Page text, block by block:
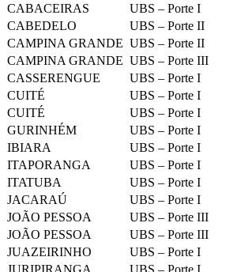
CABACEIRAS
UBS – Porte I
CABEDELO
UBS – Porte II
CAMPINA GRANDE UBS – Porte II
CAMPINA GRANDE UBS – Porte III
CASSERENGUE
UBS – Porte I
CUITÉ
UBS – Porte I
CUITÉ
UBS – Porte I
GURINHÉM
UBS – Porte I
IBIARA
UBS – Porte I
ITAPORANGA
UBS – Porte I
ITATUBA
UBS – Porte I
JACARAÚ
UBS – Porte I
JOÃO PESSOA
UBS – Porte III
JOÃO PESSOA
UBS – Porte III
JUAZEIRINHO
UBS – Porte I
JURIPIRANGA
UBS – Porte I